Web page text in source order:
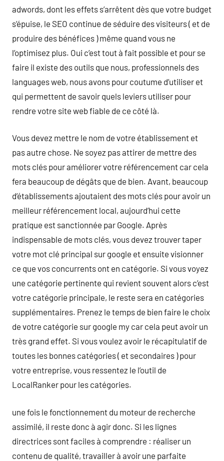
adwords, dont les effets s’arrêtent dès que votre budget
s’épuise, le SEO continue de séduire des visiteurs ( et de
produire des bénéfices ) même quand vous ne
l’optimisez plus. Oui c’est tout à fait possible et pour se
faire il existe des outils que nous, professionnels des
languages web, nous avons pour coutume d’utiliser et
qui permettent de savoir quels leviers utiliser pour
rendre votre site web fiable de ce côté là.
Vous devez mettre le nom de votre établissement et
pas autre chose. Ne soyez pas attirer de mettre des
mots clés pour améliorer votre référencement car cela
fera beaucoup de dégâts que de bien. Avant, beaucoup
d’établissements ajoutaient des mots clés pour avoir un
meilleur référencement local, aujourd’hui cette
pratique est sanctionnée par Google. Après
indispensable de mots clés, vous devez trouver taper
votre mot clé principal sur google et ensuite visionner
ce que vos concurrents ont en catégorie. Si vous voyez
une catégorie pertinente qui revient souvent alors c’est
votre catégorie principale, le reste sera en catégories
supplémentaires. Prenez le temps de bien faire le choix
de votre catégorie sur google my car cela peut avoir un
très grand effet. Si vous voulez avoir le récapitulatif de
toutes les bonnes catégories ( et secondaires ) pour
votre entreprise, vous ressentez le l’outil de
LocalRanker pour les catégories.
une fois le fonctionnement du moteur de recherche
assimilé, il reste donc à agir donc. Si les lignes
directrices sont faciles à comprendre : réaliser un
contenu de qualité, travailler à avoir une parfaite